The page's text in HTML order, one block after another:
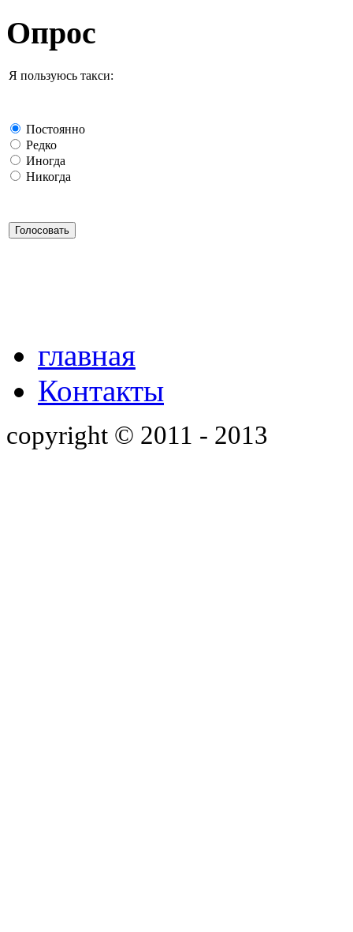
Опрос
Я пользуюсь такси:
Постоянно
Редко
Иногда
Никогда
главная
Контакты
copyright © 2011 - 2013